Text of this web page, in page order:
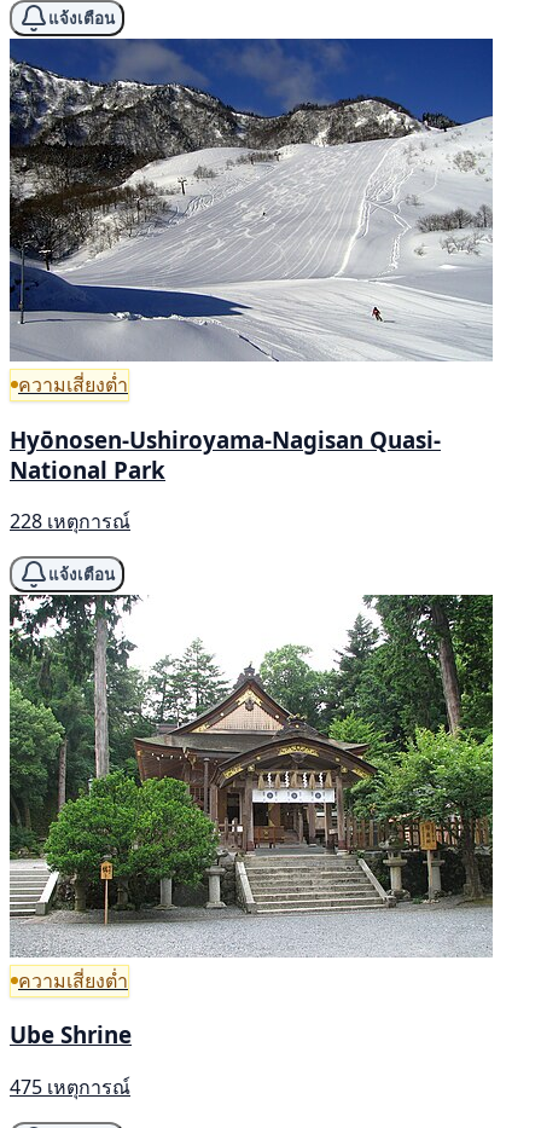
แจ้งเตือน
ความเสี่ยงต่ำ
Hyōnosen-Ushiroyama-Nagisan Quasi-
National Park
228 เหตุการณ์
แจ้งเตือน
ความเสี่ยงต่ำ
Ube Shrine
475 เหตุการณ์